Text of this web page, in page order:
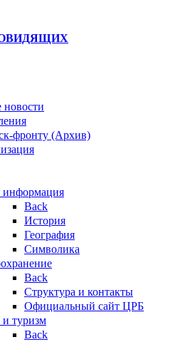
фронту (Архив)
Back
История
География
Символика
Back
Структура и контакты
Официальный сайт ЦРБ
туризм
Back